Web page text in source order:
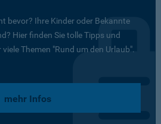
bevor? Ihre Kinder oder Bekannte
Hier finden Sie tolle Tipps und
Themen "Rund um den Urlaub".
mehr Infos